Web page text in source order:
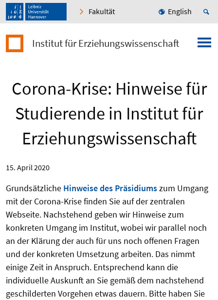
Fakultät English
Institut für Erziehungswissenschaft
Corona-Krise: Hinweise für
Studierende in Institut für
Erziehungswissenschaft
15. April 2020
Grundsätzliche Hinweise des Präsidiumszum Umgang
mit der Corona-Krise finden Sie auf der zentralen
Webseite. Nachstehend geben wir Hinweise zum
konkreten Umgang im Institut, wobei wir parallel noch
an der Klärung der auch für uns noch offenen Fragen
und der konkreten Umsetzung arbeiten. Das nimmt
einige Zeit in Anspruch. Entsprechend kann die
individuelle Auskunft an Sie gemäß dem nachstehend
geschilderten Vorgehen etwas dauern. Bitte haben Sie